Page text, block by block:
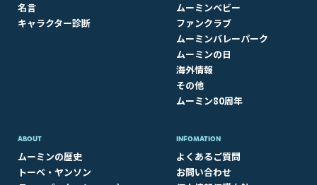
名言
キャラクター診断
ムーミンベビー
ファンクラブ
ムーミンバレーパーク
ムーミンの日
海外情報
その他
ムーミン80周年
ABOUT​
ムーミンの歴史
トーベ・ヤンソン
INFOMATION
よくあるご質問
お問い合わせ